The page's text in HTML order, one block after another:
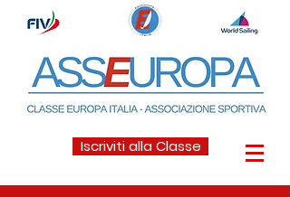
Iscriviti alla Classe